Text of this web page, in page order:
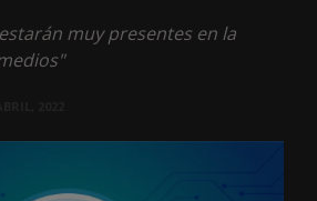
muy presentes en la